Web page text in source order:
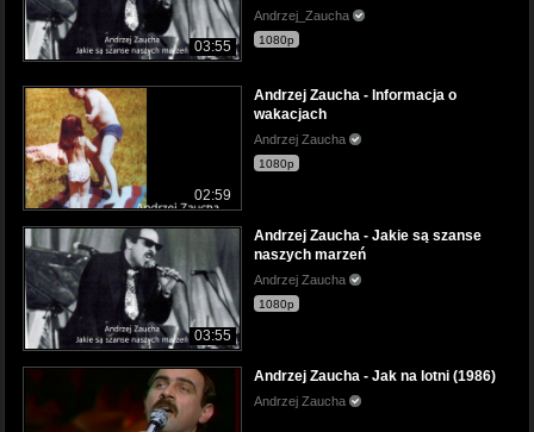
03:55
Andrzej_Zaucha
1080p
02:59
Andrzej Zaucha - Informacja o
wakacjach
Andrzej Zaucha
1080p
03:55
Andrzej Zaucha - Jakie są szanse
naszych marzeń
Andrzej Zaucha
1080p
Andrzej Zaucha - Jak na lotni (1986)
Andrzej Zaucha